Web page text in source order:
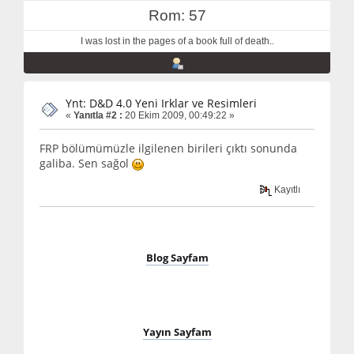
Rom: 57
I was lost in the pages of a book full of death..
Ynt: D&D 4.0 Yeni Irklar ve Resimleri
« Yanıtla #2 : 20 Ekim 2009, 00:49:22 »
FRP bölümümüzle ilgilenen birileri çıktı sonunda
galiba. Sen sağol
Kayıtlı
Blog Sayfam
Yayın Sayfam